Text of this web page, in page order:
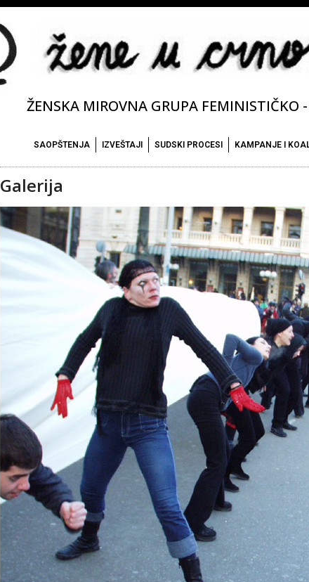
ŽENSKA MIROVNA GRUPA FEMINISTIČKO
SAOPŠTENJA IZVEŠTAJI SUDSKI PROCESI KAMPANJE I
Galerija